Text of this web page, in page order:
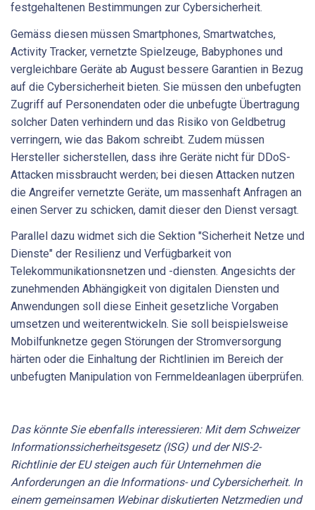
festgehaltenen Bestimmungen zur Cybersicherheit.
Gemäss diesen müssen Smartphones, Smartwatches,
Activity Tracker, vernetzte Spielzeuge, Babyphones und
vergleichbare Geräte ab August bessere Garantien in Bezug
auf die Cybersicherheit bieten. Sie müssen den unbefugten
Zugriff auf Personendaten oder die unbefugte Übertragung
solcher Daten verhindern und das Risiko von Geldbetrug
verringern, wie das Bakom schreibt. Zudem müssen
Hersteller sicherstellen, dass ihre Geräte nicht für DDoS-
Attacken missbraucht werden; bei diesen Attacken nutzen
die Angreifer vernetzte Geräte, um massenhaft Anfragen an
einen Server zu schicken, damit dieser den Dienst versagt.
Parallel dazu widmet sich die Sektion "Sicherheit Netze und
Dienste" der Resilienz und Verfügbarkeit von
Telekommunikationsnetzen und -diensten. Angesichts der
zunehmenden Abhängigkeit von digitalen Diensten und
Anwendungen soll diese Einheit gesetzliche Vorgaben
umsetzen und weiterentwickeln. Sie soll beispielsweise
Mobilfunknetze gegen Störungen der Stromversorgung
härten oder die Einhaltung der Richtlinien im Bereich der
unbefugten Manipulation von Fernmeldeanlagen überprüfen.
Das könnte Sie ebenfalls interessieren: Mit dem Schweizer
Informationssicherheitsgesetz (ISG) und der NIS-2-
Richtlinie der EU steigen auch für Unternehmen die
Anforderungen an die Informations- und Cybersicherheit. In
einem gemeinsamen Webinar diskutierten Netzmedien und